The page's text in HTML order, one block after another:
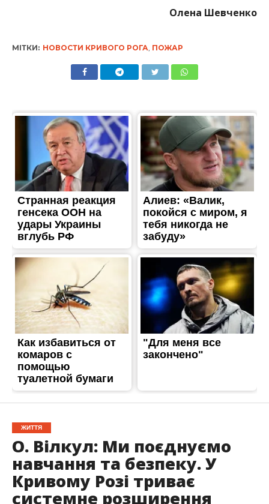
Олена Шевченко
МІТКИ: НОВОСТИ КРИВОГО РОГА ПОЖАР
ЖИТТЯ
О. Вілкул: Ми поєднуємо
навчання та безпеку. У
Кривому Розі триває
системне розширення